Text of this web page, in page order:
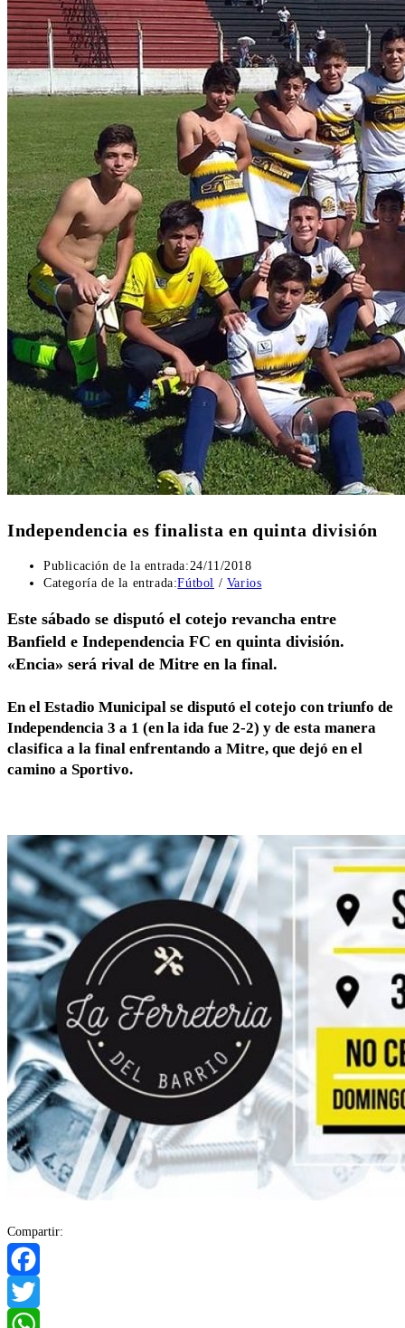
Independencia es finalista en quinta división
Publicación de la entrada:24/11/2018
Categoría de la entrada:Fútbol / Varios
Este sábado se disputó el cotejo revancha entre
Banfield e Independencia FC en quinta división.
«Encia» será rival de Mitre en la final.
En el Estadio Municipal se disputó el cotejo con triunfo de
Independencia 3 a 1 (en la ida fue 2-2) y de esta manera
clasifica a la final enfrentando a Mitre, que dejó en el
camino a Sportivo.
Compartir:
Facebook
Twitter